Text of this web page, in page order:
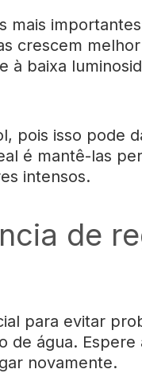
mais
crescem
à baixa
pois isso pode
é mantê-las
intensos.
de
para evitar
de água.
novamente.